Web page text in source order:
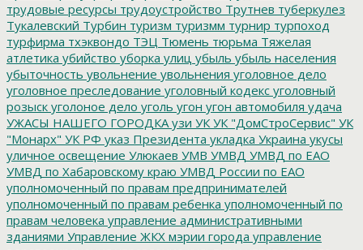
трудовые ресурсы трудоустройство Трутнев туберкулез
Тукалевский Турбин туризм туризмм турнир турпоход
турфирма тхэквондо ТЭЦ Тюмень тюрьма Тяжелая
атлетика убийство уборка улиц убыль убыль населения
убыточность увольнение увольнения уголовное дело
уголовное преследование уголовный кодекс уголовный
розыск уголоное дело уголь угон угон автомобиля удача
УЖАСЫ НАШЕГО ГОРОДКА узи УК УК "ДомСтроСервис" УК
"Монарх" УК РФ указ Президента укладка Украина укусы
уличное освещение Улюкаев УМВ УМВД УМВД по ЕАО
УМВД по Хабаровскому краю УМВД России по ЕАО
уполномоченный по правам предпринимателей
уполномоченный по правам ребенка уполномоченный по
правам человека управление административными
зданиями Управление ЖКХ мэрии города управление